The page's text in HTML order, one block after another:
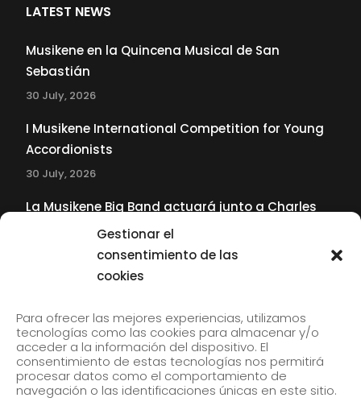
Gestionar el
consentimiento de las
cookies
Para ofrecer las mejores experiencias, utilizamos
tecnologías como las cookies para almacenar y/o
acceder a la información del dispositivo. El
consentimiento de estas tecnologías nos permitirá
procesar datos como el comportamiento de
navegación o las identificaciones únicas en este sitio.
LATEST NEWS
Musikene en la Quincena Musical de San
Sebastián
30 July, 2026
I Musikene International Competition for Young
Accordionists
30 July, 2026
La Musikene Big Band actuará junto a Charles
Tolliver en el 61 Jazzaldia
Subscribe to our newsletter to receive our news by
email.